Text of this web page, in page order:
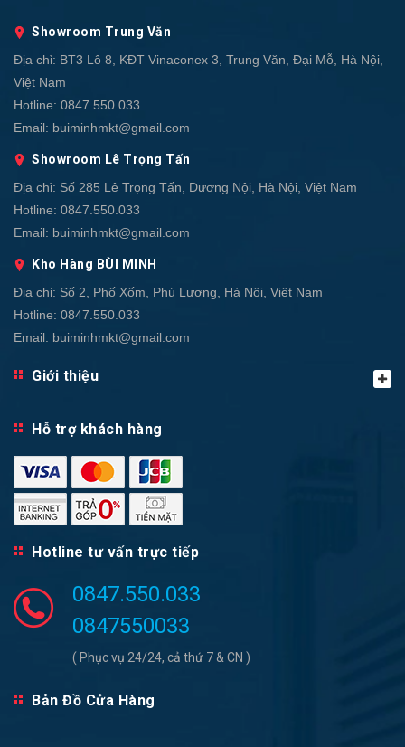
Showroom Trung Văn
Địa chỉ: BT3 Lô 8, KĐT Vinaconex 3, Trung Văn, Đại Mỗ, Hà Nội,
Việt Nam
Hotline: 0847.550.033
Email: buiminhmkt@gmail.com
Showroom Lê Trọng Tấn
Địa chỉ: Số 285 Lê Trọng Tấn, Dương Nội, Hà Nội, Việt Nam
Hotline: 0847.550.033
Email: buiminhmkt@gmail.com
Kho Hàng BÙI MINH
Địa chỉ: Số 2, Phố Xốm, Phú Lương, Hà Nội, Việt Nam
Hotline: 0847.550.033
Email: buiminhmkt@gmail.com
Giới thiệu
Hỗ trợ khách hàng
Hotline tư vấn trực tiếp
0847.550.033
0847550033
( Phục vụ 24/24, cả thứ 7 & CN )
Bản Đồ Cửa Hàng